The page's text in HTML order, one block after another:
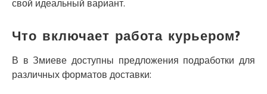
свой идеальный вариант.
Что включает работа курьером?
В в Змиеве доступны предложения подработки для
различных форматов доставки:
Лубны
Лука-Мелешковская
Малин
Марганец